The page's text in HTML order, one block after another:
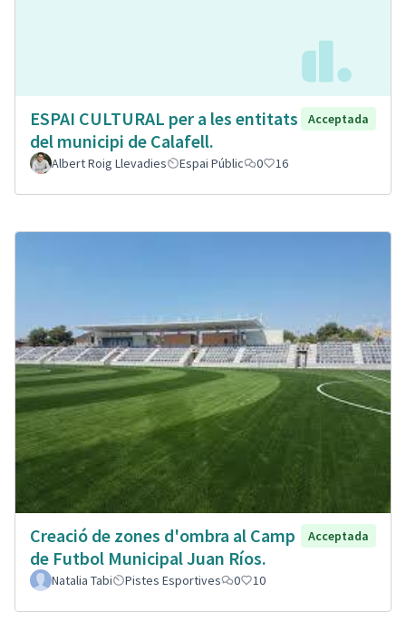
ESPAI CULTURAL per a les entitats
del municipi de Calafell.
Acceptada
Albert Roig Llevadies Espai Públic 0 16
Creació de zones d'ombra al Camp
de Futbol Municipal Juan Ríos.
Acceptada
Natalia Tabi Pistes Esportives 0 10